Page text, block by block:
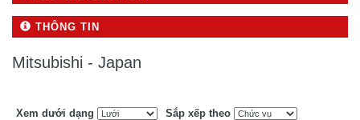
THÔNG TIN
Mitsubishi - Japan
Xem dưới dạng Sắp xếp theo